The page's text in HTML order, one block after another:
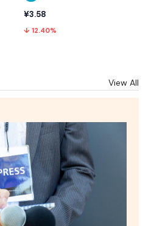
¥3.58
↓ 12.40%
View All